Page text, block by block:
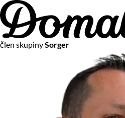
člen skupinySorger
Na vašom súkromí nám
Chceme vám neustále poskytovať
Vzhľadom k platnej legislatíve od
s používaním súborov cookies.
Viac o personalizácii a
Aby sme vedeli, čo sa deje na
vám mohli prispôsobiť ponuky na